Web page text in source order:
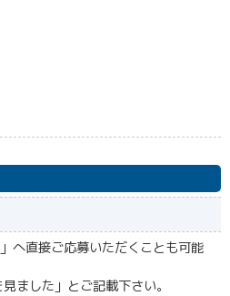
直接ご応募いただくことも可能
ました」とご記載下さい。